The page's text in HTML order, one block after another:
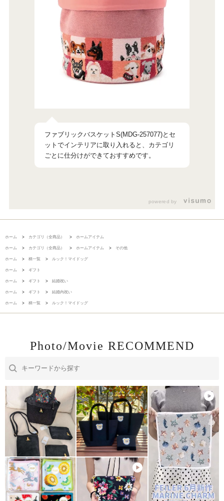
ファブリックバスケットS(MDG-257077)とセ
ットでインテリアに取り入れると、カテゴリ
powered by
ホーム > カテゴリ（全商品） > ホームアイテム
ホーム > カテゴリ（全商品） > ホームアイテム > その他
ホーム > 柄一覧 > ルック！マイドッグ
ホーム > ギフト
ホーム > ギフト > 結婚祝い
ホーム > ギフト > 結婚内祝い
ホーム > 柄一覧 > ルック！マイドッグ
Photo/Movie RECOMMEND